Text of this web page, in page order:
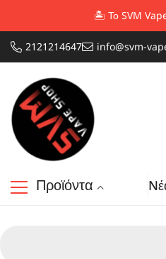
🏝️ Το SVM Vape
2121214647 info@svm-
Προϊόντα